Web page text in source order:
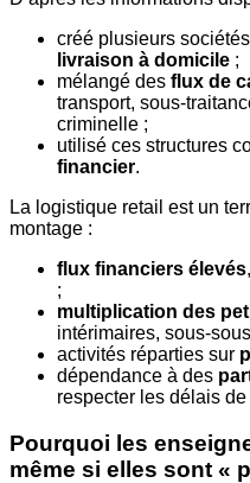
créé plusieurs
livraison à domicile ;
mélangé des flux de
transport, sous-
criminelle ;
utilisé ces structures
financier.
La logistique retail est un
montage :
flux financiers élevés
;
multiplication des
intérimaires, sous-
activités réparties sur
dépendance à des
respecter les délais
Pourquoi les
même si elles sont «